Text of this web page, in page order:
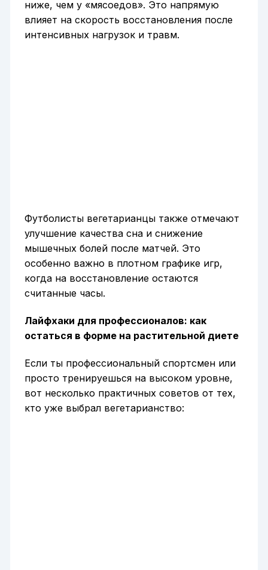
ниже, чем у «мясоедов». Это напрямую
влияет на скорость восстановления после
интенсивных нагрузок и травм.
Футболисты вегетарианцы также отмечают
улучшение качества сна и снижение
мышечных болей после матчей. Это
особенно важно в плотном графике игр,
когда на восстановление остаются
считанные часы.
Лайфхаки для профессионалов: как
остаться в форме на растительной диете
Если ты профессиональный спортсмен или
просто тренируешься на высоком уровне,
вот несколько практичных советов от тех,
кто уже выбрал вегетарианство: